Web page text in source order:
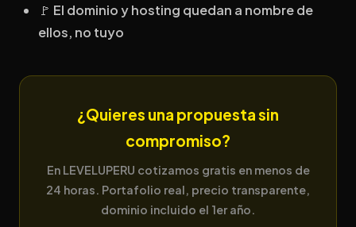
🚩 El dominio y hosting quedan a nombre de
ellos, no tuyo
¿Quieres una propuesta sin
compromiso?
En LEVELUPERU cotizamos gratis en menos de
24 horas. Portafolio real, precio transparente,
dominio incluido el 1er año.